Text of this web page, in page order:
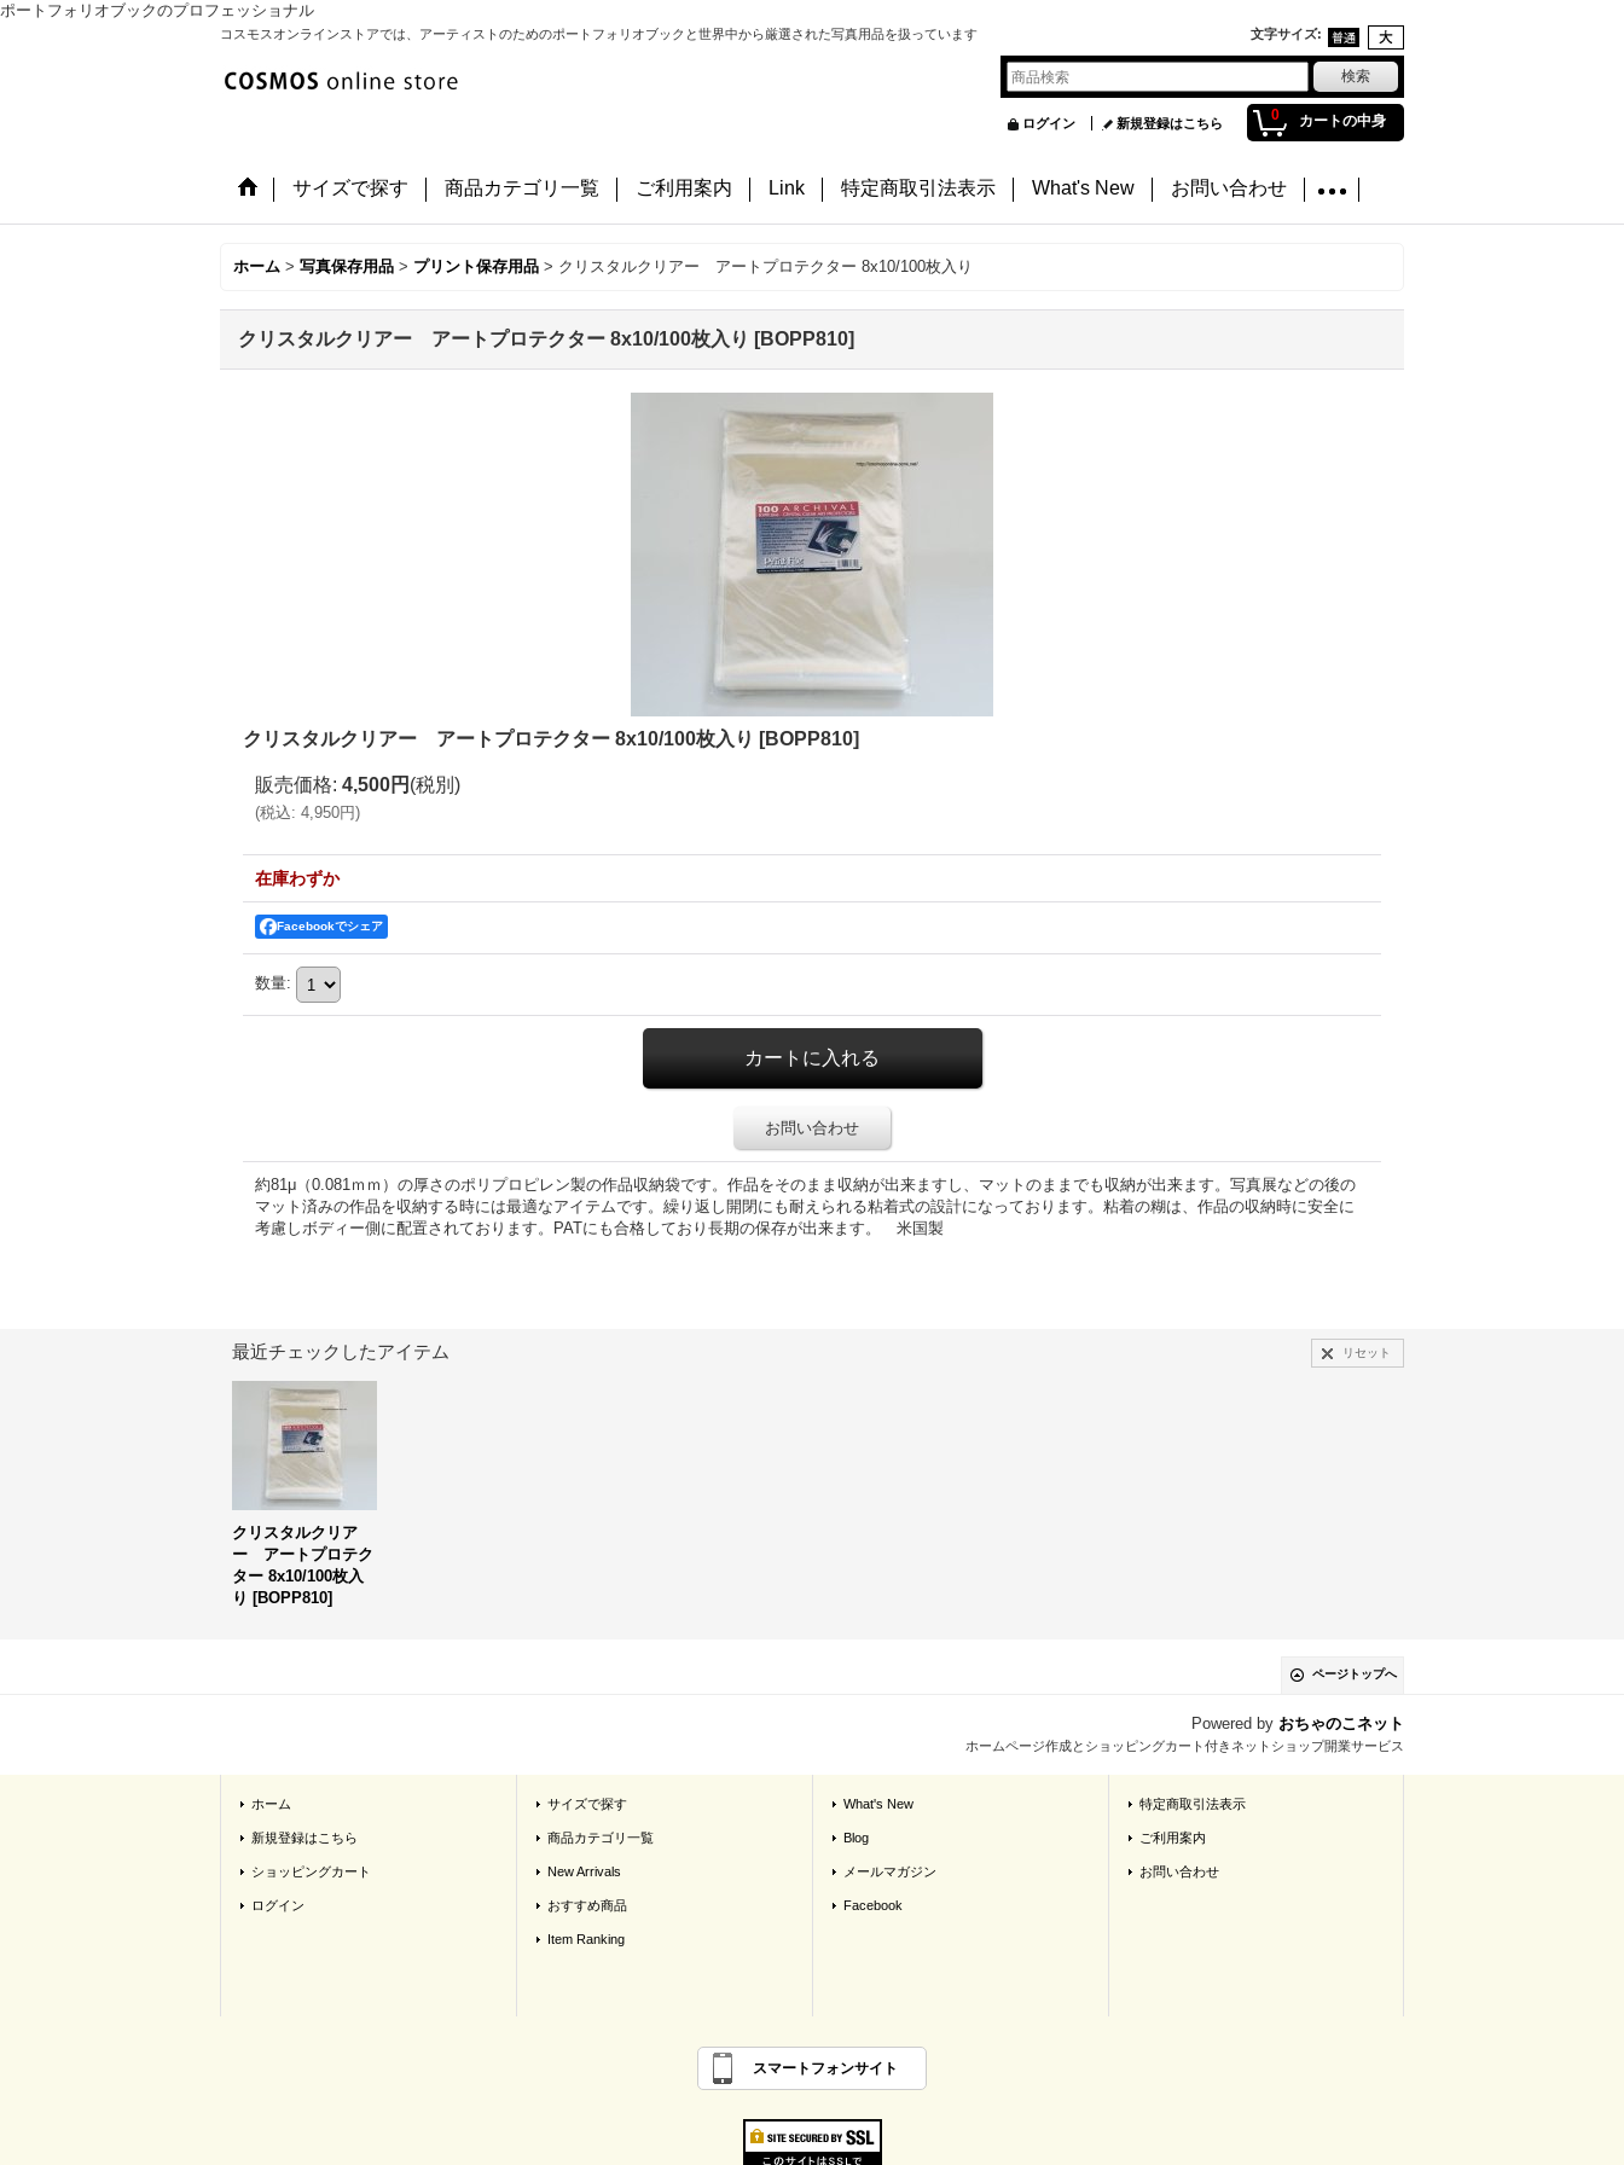
ポートフォリオブックのプロフェッショナル
コスモスオンラインストアでは、アーティストのためのポートフォリオブックと世界中から厳選された写真用品を扱っています 文字サイズ:
0 カートの中身
ログイン 新規登録はこちら
サイズで探す 商品カテゴリ一覧 ご利用案内 Link 特定商取引法表示 What's New お問い合わせ
ホーム > 写真保存用品 > プリント保存用品 > クリスタルクリアー アートプロテクター 8x10/100枚入り
クリスタルクリアー アートプロテクター 8x10/100枚入り [BOPP810]
クリスタルクリアー アートプロテクター 8x10/100枚入り [BOPP810]
販売価格: 4,500円 (税別)
(税込: 4,950円)
在庫わずか
Facebookでシェア
数量:
お問い合わせ
約81μ（0.081ｍｍ）の厚さのポリプロピレン製の作品収納袋です。作品をそのまま収納が出来ますし、マットのままでも収納が出来ます。写真展などの後の
マット済みの作品を収納する時には最適なアイテムです。繰り返し開閉にも耐えられる粘着式の設計になっております。粘着の糊は、作品の収納時に安全に
考慮しボディー側に配置されております。PATにも合格しており長期の保存が出来ます。 米国製
最近チェックしたアイテム リセット
クリスタルクリア
ー アートプロテク
ター 8x10/100枚入
り [BOPP810]
ページトップへ
Powered by おちゃのこネット
ホームページ作成とショッピングカート付きネットショップ開業サービス
ホーム
新規登録はこちら
ショッピングカート
ログイン
サイズで探す
商品カテゴリ一覧
New Arrivals
おすすめ商品
Item Ranking
What's New
Blog
メールマガジン
Facebook
特定商取引法表示
ご利用案内
お問い合わせ
スマートフォンサイト